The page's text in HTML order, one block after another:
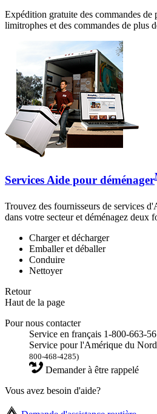
Expédition gratuite des commandes de
limitrophes et des commandes de plus
Services Aide pour déménager
Trouvez des fournisseurs de services
dans votre secteur et déménagez deux
Charger et décharger
Emballer et déballer
Conduire
Nettoyer
Retour
Haut de la page
Pour nous contacter
Service en français 1-800-663-
Service pour l'Amérique du
800-468-4285)
Demander à être rappelé
Vous avez besoin d'aide?